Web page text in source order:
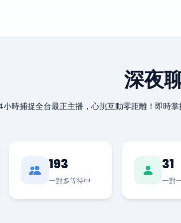
深夜
小時捕捉全台最正主播，心跳互動零距離！即時
193
一對多等待中
31
一對